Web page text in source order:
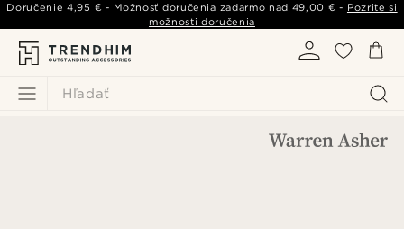
Hľadať
Doručenie4,95 € - Možnosť doručenia zadarmo nad 49,00 € - Pozrite si
možnosti doručenia